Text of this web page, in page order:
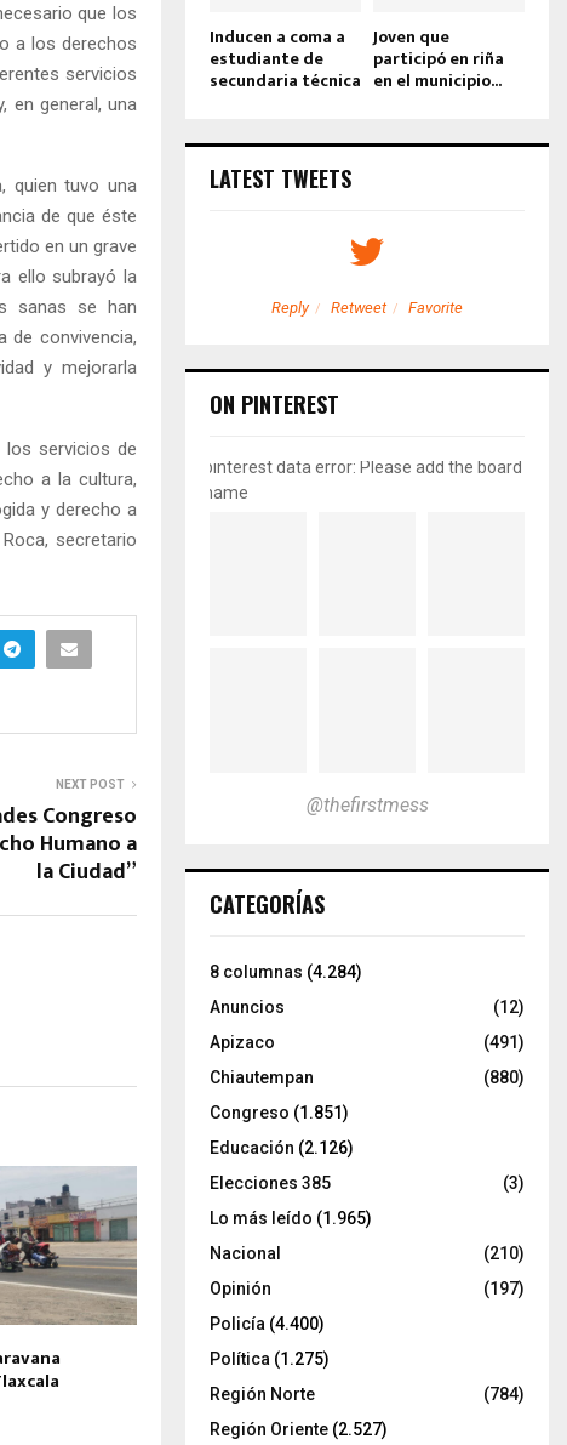
que los
a los derechos
servicios
en general, una
quien tuvo una
de que éste
en un grave
ello subrayó la
sanas se han
de convivencia,
y mejorarla
servicios de
a la cultura,
y derecho a
secretario
NEXT POST
Congreso
Humano a
la Ciudad”
Inducen a coma a
estudiante de
secundaria técnica
Joven que
participó en riña
en el municipio...
LATEST TWEETS
Retweet Favorite Reply Retweet Favorite
ON PINTEREST
pinterest data error: Please add the board
name
@thefirstmess
CATEGORÍAS
8 columnas (4.284)
Anuncios
(12)
Apizaco
(491)
Chiautempan
(880)
Congreso (1.851)
Educación (2.126)
Elecciones 385
(3)
Lo más leído (1.965)
Nacional
(210)
Opinión
(197)
Policía (4.400)
Política (1.275)
Región Norte
(784)
Región Oriente (2.527)